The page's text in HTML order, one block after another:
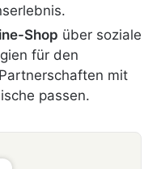
Shop über soziale
für den
mit
passen.